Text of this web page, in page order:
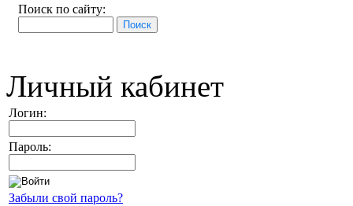
Поиск по сайту:
Личный кабинет
Логин:
Пароль:
Забыли свой пароль?